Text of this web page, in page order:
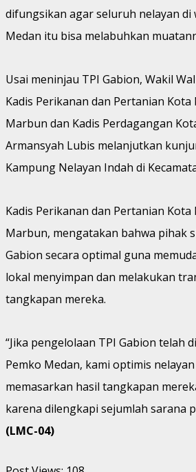
difungsikan agar seluruh nelayan di
Medan itu bisa melabuhkan
Usai meninjau TPI Gabion, Wakil
Kadis Perikanan dan Pertanian Kota
Marbun dan Kadis Perdagangan
Armansyah Lubis melanjutkan
Kampung Nelayan Indah di
Kadis Perikanan dan Pertanian Kota
Marbun, mengatakan bahwa pihak
Gabion secara optimal guna
lokal menyimpan dan melakukan
tangkapan mereka.
“Jika pengelolaan TPI Gabion telah
Pemko Medan, kami optimis
memasarkan hasil tangkapan
karena dilengkapi sejumlah sarana
(LMC-04)